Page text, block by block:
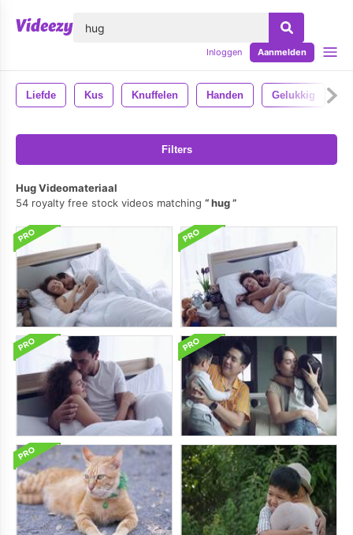
Inloggen Aanmelden
Liefde Kus Knuffelen Handen Gelukkig
Filters
Hug Videomateriaal
54 royalty free stock videos matching
hug